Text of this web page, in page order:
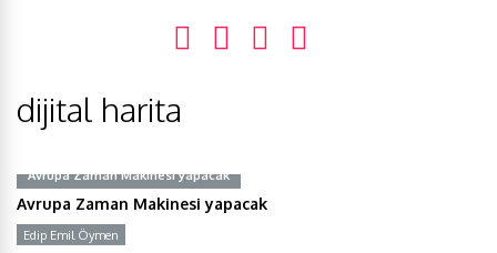
dijital harita
Avrupa Zaman Makinesi yapacak
Avrupa Zaman Makinesi yapacak
Edip Emil Öymen